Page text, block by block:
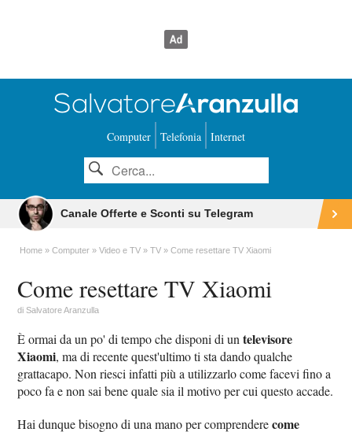
Computer Telefonia Internet
Canale Offerte e Sconti su Telegram
Home Computer Video e TV TV Come resettare TV Xiaomi
Come resettare TV Xiaomi
diSalvatore Aranzulla
È ormai da un po' di tempo che disponi di untelevisore
Xiaomi, ma di recente quest'ultimo ti sta dando qualche
grattacapo. Non riesci infatti più a utilizzarlo come facevi fino a
poco fa e non sai bene quale sia il motivo per cui questo accade.
Hai dunque bisogno di una mano per comprenderecome